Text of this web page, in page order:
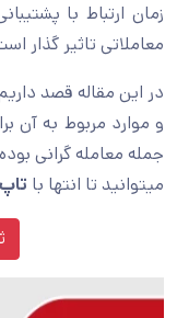
زمان ارتباط با
معاملاتی تاثیر گذار
در این مقاله قصد
و موارد مربوط به آن
جمله معامله گرانی
میتوانید تا انتها با